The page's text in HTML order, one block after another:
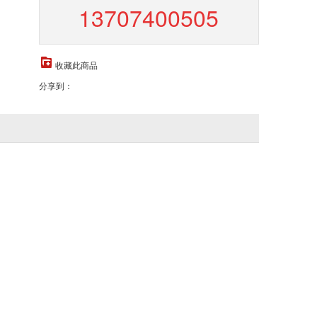
13707400505
收藏此商品
分享到：